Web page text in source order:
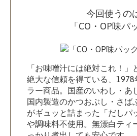
今回使うの
「CO・OP味パ
「お味噌汁には絶対これ！」
絶大な信頼を得ている、
ラー商品。国産のいわし・あ
国内製造のかつおぶし・さば
がギュッと詰まった「だしパ
や調味料不使用。無漂白ティ